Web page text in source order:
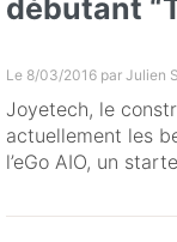
débutant
Le 8/03/2016 par Julien
Joyetech, le
actuellement les
l’eGo AIO, un